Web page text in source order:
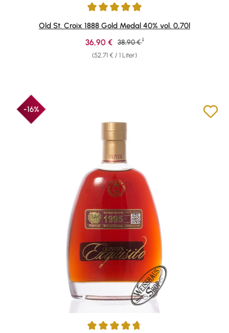
Durchschnittliche Bewertung von 4.88 von 5 Sternen
Old St. Croix 1888 Gold Medal 40% vol. 0,70l
(52,71 € / 1 Liter)
Verkaufspreis:
36,90 € Regulärer Preis:
38,90 € 1
-16%